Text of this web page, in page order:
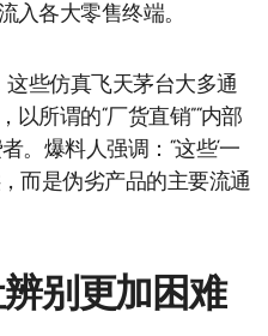
入各大零售终端。
这些仿真飞天茅台大多通
所谓的“厂货直销”“内部
。爆料人强调：“这些‘一
而是伪劣产品的主要流通
别更加困难